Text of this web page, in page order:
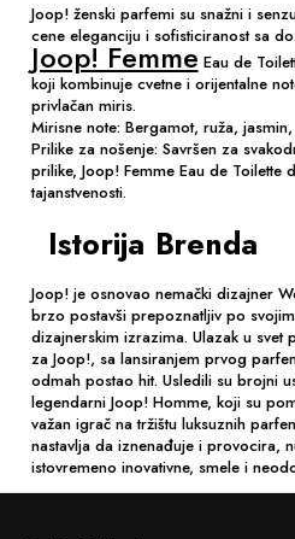
Joop! ženski parfemi su snažni i
cene eleganciju i sofisticiranost sa
Joop! Femme Eau de
koji kombinuje cvetne i orijentalne
privlačan miris.
Mirisne note: Bergamot, ruža,
Prilike za nošenje: Savršen za
prilike, Joop! Femme Eau de Toilette
tajanstvenosti.
Istorija Brenda
Joop! je osnovao nemački dizajner
brzo postavši prepoznatljiv po
dizajnerskim izrazima. Ulazak u
za Joop!, sa lansiranjem prvog
odmah postao hit. Usledili su brojni
legendarni Joop! Homme, koji su
važan igrač na tržištu luksuznih
nastavlja da iznenađuje i provocira,
istovremeno inovativne, smele i